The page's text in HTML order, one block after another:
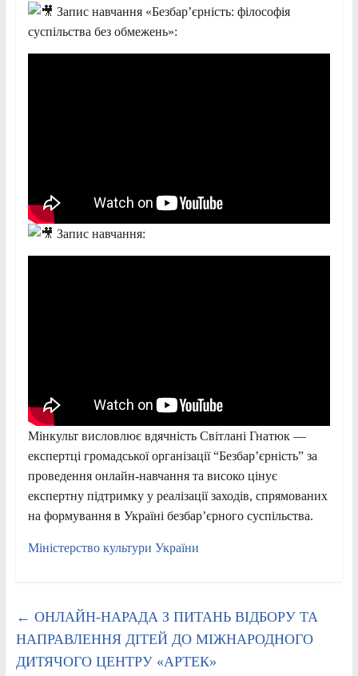
Запис навчання «Безбар’єрність: філософія
суспільства без обмежень»:
Запис навчання:
Мінкульт висловлює вдячність Світлані Гнатюк —
експертці громадської організації “Безбарʼєрність” за
проведення онлайн-навчання та високо цінує
експертну підтримку у реалізації заходів, спрямованих
на формування в Україні безбар’єрного суспільства.
Міністерство культури України
← ОНЛАЙН-НАРАДА З ПИТАНЬ ВІДБОРУ ТА
НАПРАВЛЕННЯ ДІТЕЙ ДО МІЖНАРОДНОГО
ДИТЯЧОГО ЦЕНТРУ «АРТЕК»